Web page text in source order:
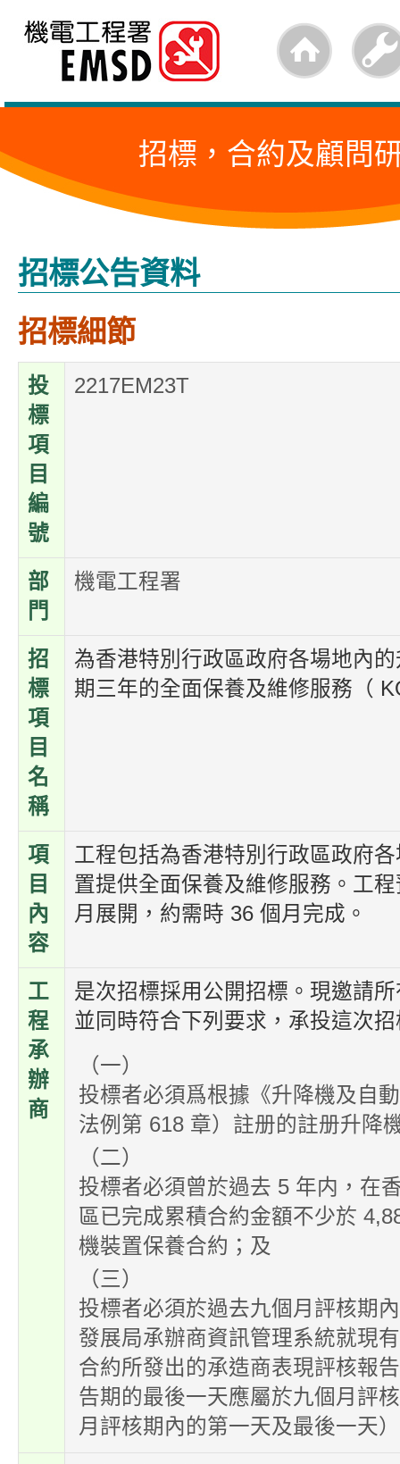
跳
內
的
始
招標，合約及顧問
招標公告資料
招標細節
投
標
項
目
編
號
2217EM23T
部
門
機電工程署
招
標
項
目
名
稱
為香港特別行政區政府各場地內
期三年的全面保養及維修服務（
項
目
內
容
工程包括為香港特別行政區政府
置提供全面保養及維修服務。工
月展開，約需時 36 個月完成。
工
程
承
辦
商
是次招標採用公開招標。現邀請
並同時符合下列要求，承投這次
（一）
投標者必須爲根據《升降機及自
法例第 618 章）註册的註册升降
（二）
投標者必須曾於過去 5 年内，在
區已完成累積合約金額不少於
機裝置保養合約；及
（三）
投標者必須於過去九個月評核期
發展局承辦商資訊管理系統就現
合約所發出的承造商表現評核報
告期的最後一天應屬於九個月評
月評核期內的第一天及最後一天